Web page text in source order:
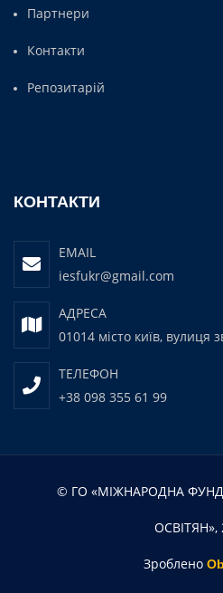
Партнери
Контакти
Репозитарій
КОНТАКТИ
EMAIL
iesfukr@gmail.com
АДРЕСА
01014 місто київ, вулиця
ТЕЛЕФОН
+38 098 355 61 99
© ГО «МІЖНАРОДНА
ОСВІТЯН»,
Зроблено